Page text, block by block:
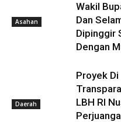
Asahan
Wakil
Dan
Dipinggir
Dengan
Daerah
Proyek
LBH RI